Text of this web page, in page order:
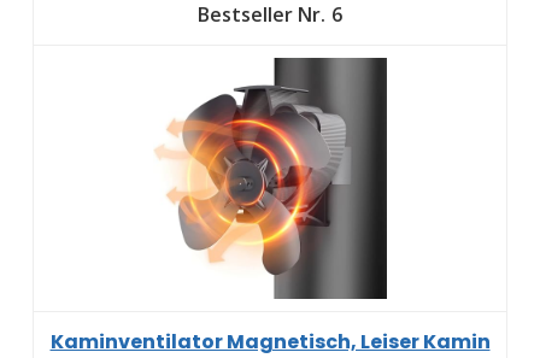
6
Kaminventilator Magnetisch, Leiser Kamin